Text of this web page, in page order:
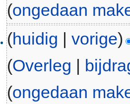
(ongedaan
(huidig |vorige)
(Overleg |
(ongedaan